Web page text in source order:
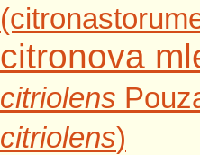
citronova
citriolens
citriolens)